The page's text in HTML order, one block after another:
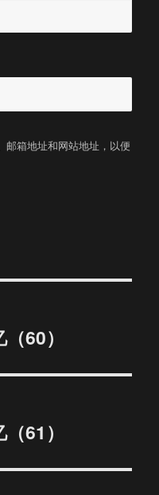
邮箱地址和网站地址，以便
60）
61）